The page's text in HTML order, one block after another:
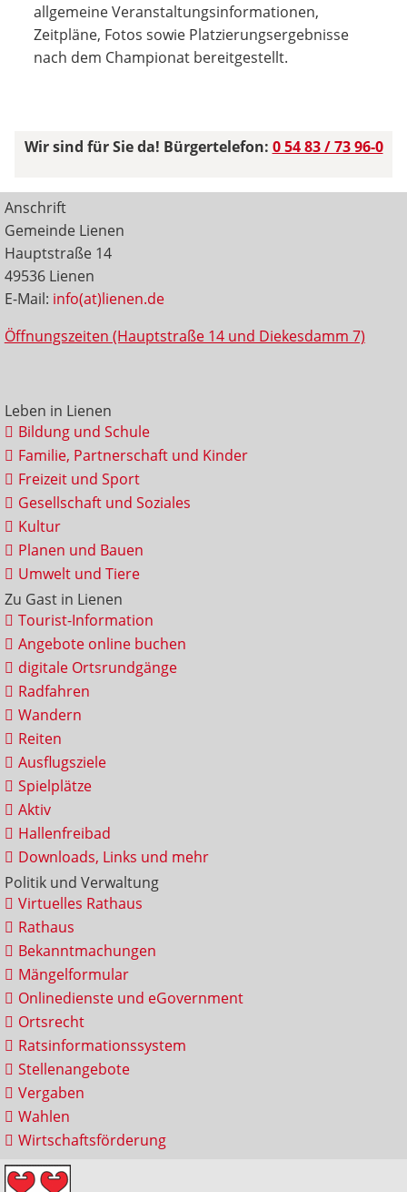
allgemeine Veranstaltungsinformationen,
Zeitpläne, Fotos sowie Platzierungsergebnisse
nach dem Championat bereitgestellt.
Wir sind für Sie da! Bürgertelefon: 0 54 83 / 73 96-0
Anschrift
Gemeinde Lienen
Hauptstraße 14
49536 Lienen
E-Mail: info(at)lienen.de
Öffnungszeiten (Hauptstraße 14 und Diekesdamm 7)
Leben in Lienen
Bildung und Schule
Familie, Partnerschaft und Kinder
Freizeit und Sport
Gesellschaft und Soziales
Kultur
Planen und Bauen
Umwelt und Tiere
Zu Gast in Lienen
Tourist-Information
Angebote online buchen
digitale Ortsrundgänge
Radfahren
Wandern
Reiten
Ausflugsziele
Spielplätze
Aktiv
Hallenfreibad
Downloads, Links und mehr
Politik und Verwaltung
Virtuelles Rathaus
Rathaus
Bekanntmachungen
Mängelformular
Onlinedienste und eGovernment
Ortsrecht
Ratsinformationssystem
Stellenangebote
Vergaben
Wahlen
Wirtschaftsförderung